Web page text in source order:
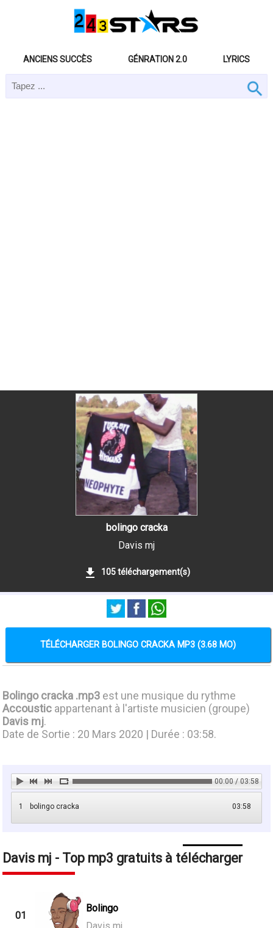
ANCIENS SUCCÈS GÉNRATION 2.0 LYRICS
bolingo cracka
Davis mj
105 téléchargement(s)
TÉLÉCHARGER BOLINGO CRACKA MP3 (3.68 MO)
Bolingo cracka .mp3 est une musique du rythme
Accoustic appartenant à l'artiste musicien (groupe)
Davis mj.
Date de Sortie : 20 Mars 2020 | Durée : 03:58.
00:00 / 03:58
1 03:58
bolingo cracka
Davis mj - Top mp3 gratuits à télécharger
01
Bolingo